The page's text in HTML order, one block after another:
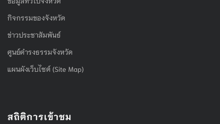
กิจกรรมของจังหวัด
ข่าวประชาสัมพันธ์
ศูนย์ดำรงธรรมจังหวัด
แผนผังเว็บไซต์ (Site Map)
สถิติการเข้าชม